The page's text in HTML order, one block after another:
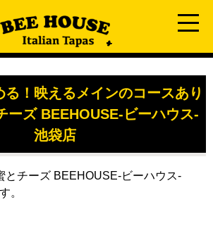
る！映えるメインのコースあり
ーズ BEEHOUSE-ビーハウス-
池袋店
とチーズ BEEHOUSE-ビーハウス-
。